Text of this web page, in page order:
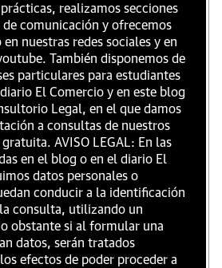
realizamos secciones
de comunicación y ofrecemos
nuestras redes sociales y en
También disponemos de
particulares para estudiantes
El Comercio y en este blog
Legal, en el que damos
a consultas de nuestros
AVISO LEGAL: En las
en el blog o en el diario El
datos personales o
conducir a la identificación
consulta, utilizando un
obstante si al formular una
datos, serán tratados
efectos de poder proceder a